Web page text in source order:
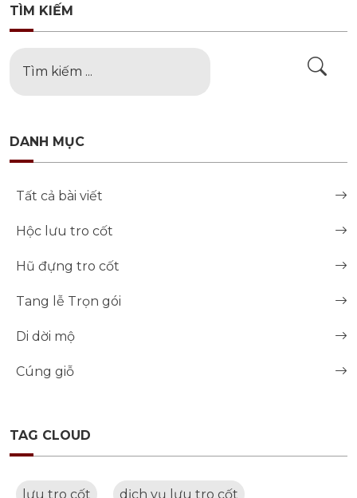
TÌM KIẾM
DANH MỤC
Tất cả bài viết
Hộc lưu tro cốt
Hũ đựng tro cốt
Tang lễ Trọn gói
Di dời mộ
Cúng giỗ
TAG CLOUD
lưu tro cốt dịch vụ lưu tro cốt